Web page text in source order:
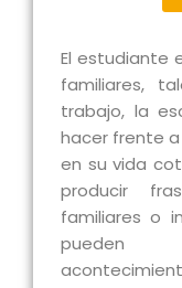
El estudiante
familiares,
trabajo, la
hacer frente
en su vida
producir
familiares o
pueden